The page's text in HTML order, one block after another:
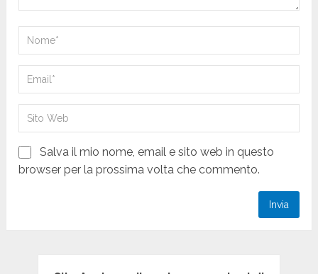
Salva il mio nome, email e sito web in questo
browser per la prossima volta che commento.